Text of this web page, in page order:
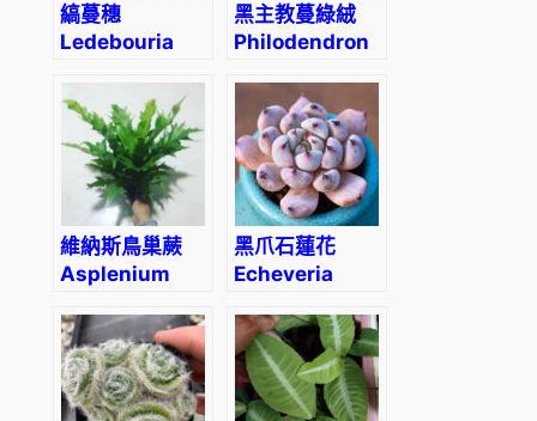
縞蔓穗
Ledebouria
黑主教蔓綠絨
Philodendron
Cardinal’
維納斯鳥巢蕨
Asplenium
黑爪石蓮花
Echeveria
var.zaragozae
kimnach